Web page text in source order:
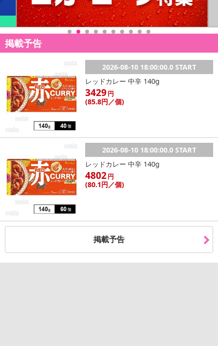
注意事項
【賞味・消費期限のある商品について】
商品到着時点でのお日持ち期間は、配送日数などにより異なります
のでご了承ください。
【キャンセルについて】
※お申込み後のキャンセルはお受けできません。
記載されている内容を必ずご確認いただき、お届けする商品セット
にご納得いただきましたうえでお申し込みください。
※パッケージ変更や商品リニューアル（成分など含む）等により、
参考の掲載画像や画像内のバーコードなど、お届け商品と多少異な
る場合がございます。
また、[新たな加工食品の原料原産地表示制度]の経過措置期間の終
了により、商品詳細内に記載の原産国・原材料の表記が旧表記の場
合がございます。
あらかじめご了承いただいた上でお申込みください。なお、本理由
によるお申込み後のキャンセル・返品交換は対応いたしかねます。
【お支払いについて】
※お支払い方法は、電話料金合算払い、クレジットカード払い、dポ
イントがご利用いただけます。
【発送・お届け・商品について】
掲載予告
2026-08-10 18:00:00.0 START
レッドカレー 中辛 140g
3429円
(85.8円 ／個)
2026-08-10 18:00:00.0 START
レッドカレー 中辛 140g
4802円
(80.1円／個)
掲載予告